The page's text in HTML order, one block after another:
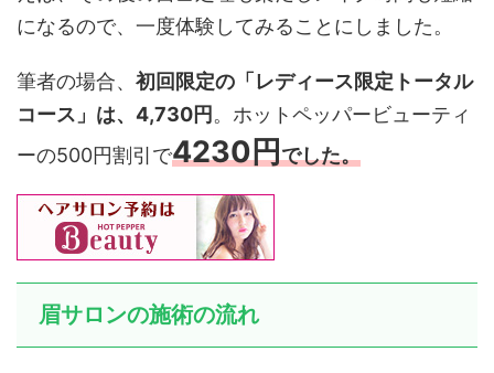
になるので、一度体験してみることにしました。
筆者の場合、 初回限定の「レディース限定トータル
コース」は、4,730円。ホットペッパービューティ
ーの500円割引で4230円でした。
眉サロンの施術の流れ